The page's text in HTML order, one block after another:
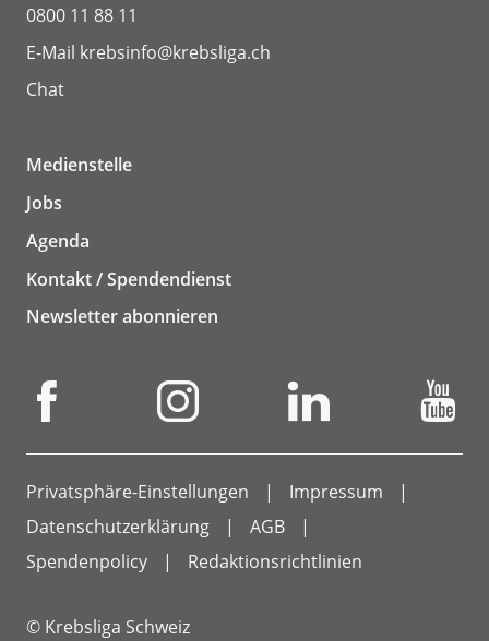
0800 11 88 11
E-Mail krebsinfo@krebsliga.ch
Chat
Medienstelle
Jobs
Agenda
Kontakt / Spendendienst
Newsletter abonnieren
Privatsphäre-Einstellungen
Impressum
Datenschutzerklärung
AGB
Spendenpolicy
Redaktionsrichtlinien
© Krebsliga Schweiz